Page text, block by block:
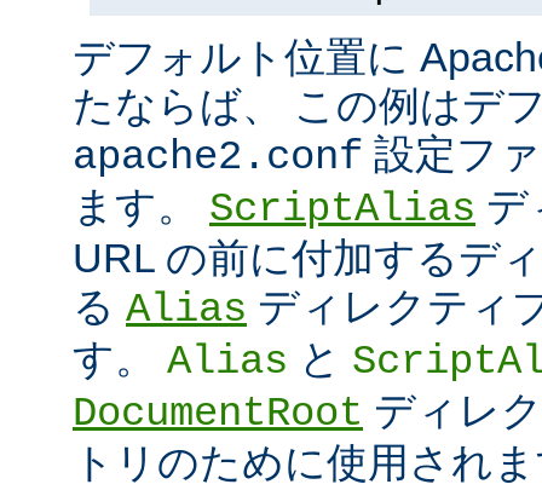
デフォルト位置に
たならば、 この例はデ
apache2.conf 設定フ
ます。 ScriptAlias デ
URL の前に付加するデ
る Alias ディレクティ
す。 Alias と
DocumentRoot ディレ
トリのために使用され